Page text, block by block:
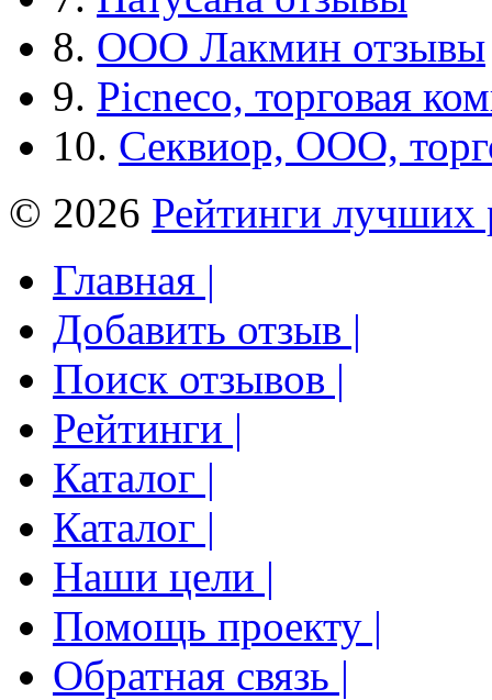
8. ООО Лакмин отзывы
9. Picneco, торговая
10. Секвиор, ООО,
© 2026 Рейтинги лучших
Главная |
Добавить отзыв |
Поиск отзывов |
Рейтинги |
Каталог |
Каталог |
Наши цели |
Помощь проекту |
Обратная связь |